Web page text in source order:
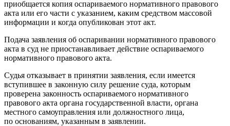
приобщается копия оспариваемого нормативного правового
акта или его части с указанием, каким средством массовой
информации и когда опубликован этот акт.
Подача заявления об оспаривании нормативного правового
акта в суд не приостанавливает действие оспариваемого
нормативного правового акта.
Судья отказывает в принятии заявления, если имеется
вступившее в законную силу решение суда, которым
проверена законность оспариваемого нормативного
правового акта органа государственной власти, органа
местного самоуправления или должностного лица,
по основаниям, указанным в заявлении.